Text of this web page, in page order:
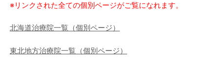
※リンクされた全ての個別ページがご覧になれます。
北海道治療院一覧（個別ページ）
東北地方治療院一覧（個別ページ）